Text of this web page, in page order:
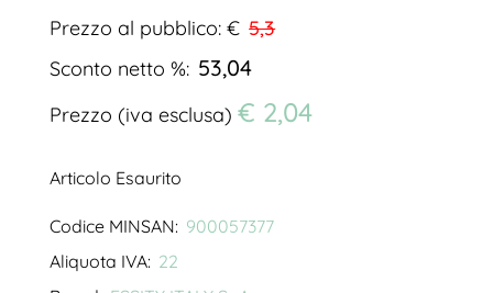
Prezzo al pubblico: € 5,3
Sconto netto %: 53,04
Prezzo (iva esclusa) € 2,04
Articolo Esaurito
Codice MINSAN: 900057377
Aliquota IVA: 22